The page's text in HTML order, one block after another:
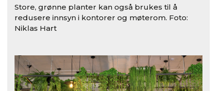
Store, grønne planter kan også brukes til å
redusere innsyn i kontorer og møterom. Foto:
Niklas Hart